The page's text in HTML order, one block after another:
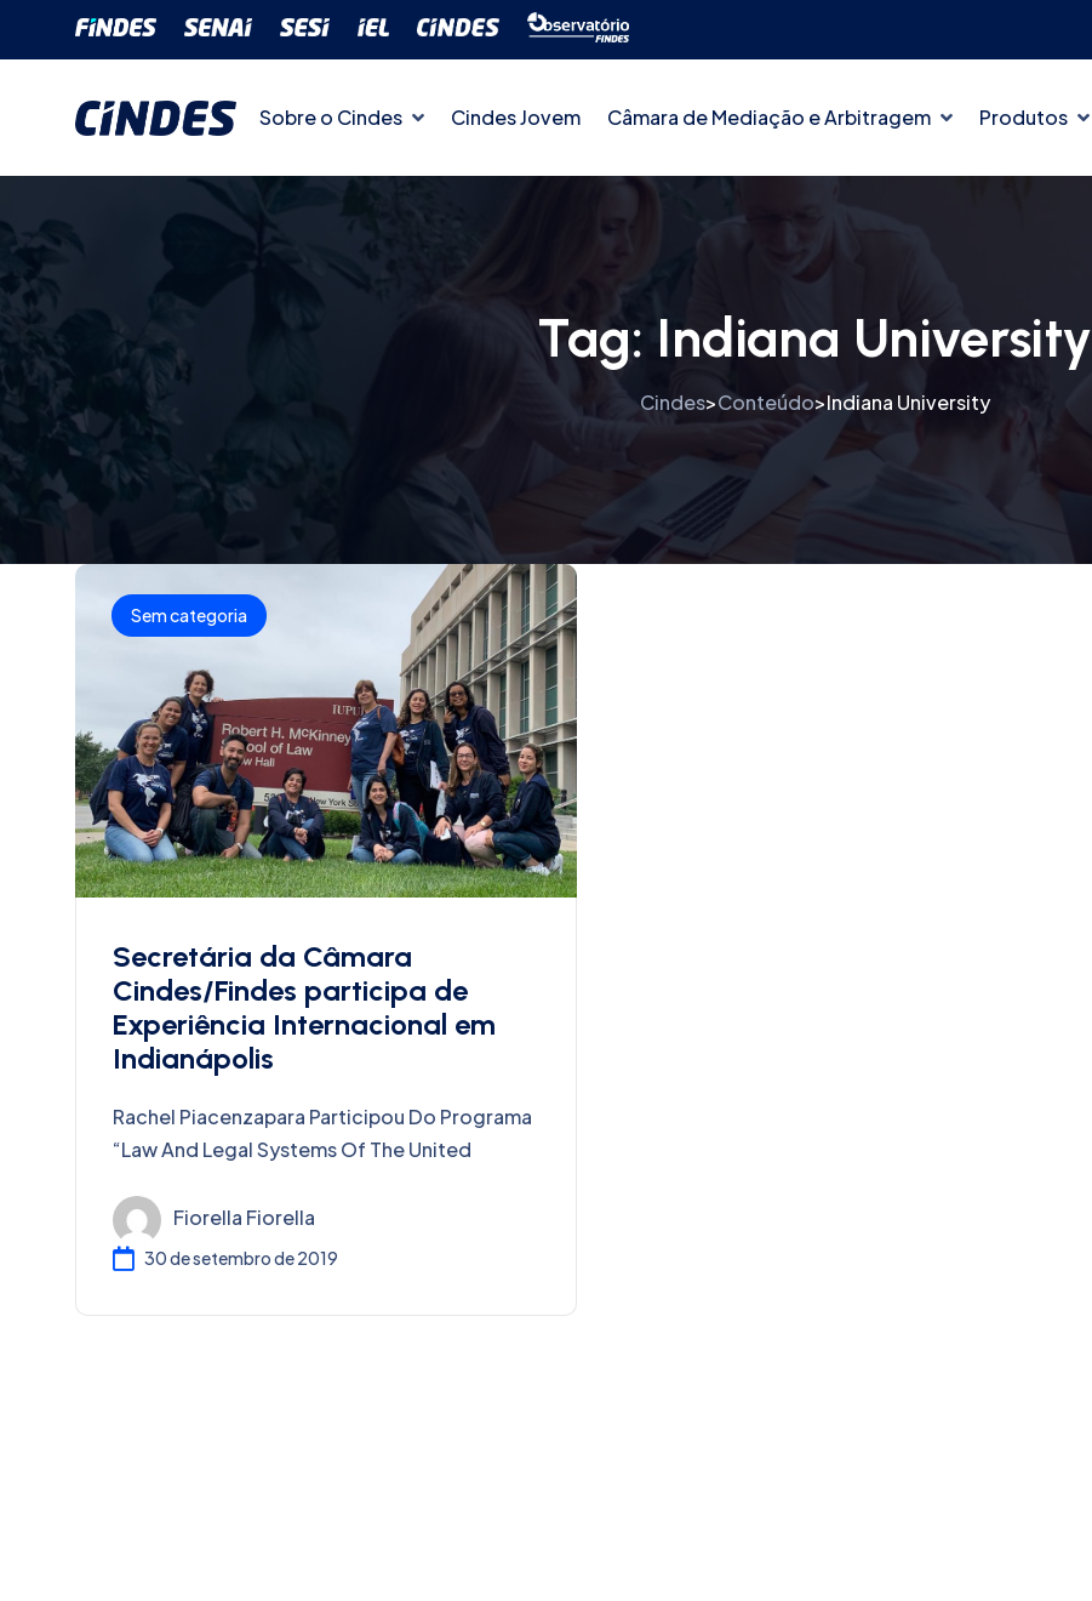
Sobre o Cindes Cindes Jovem Câmara de Mediação e Arbitragem Produtos
Tag: Indiana University
Cindes>Conteúdo>Indiana University
Sem categoria
Secretária da Câmara
Cindes/Findes participa de
Experiência Internacional em
Indianápolis
Rachel Piacenzapara Participou Do Programa
“Law And Legal Systems Of The United
Fiorella Fiorella
30 de setembro de 2019